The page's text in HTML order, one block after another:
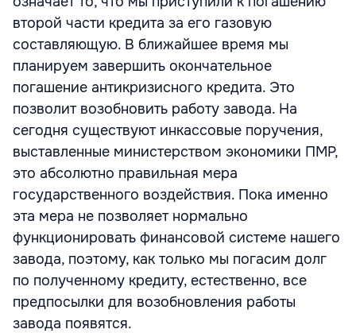
второй части кредита за его газовую
составляющую. В ближайшее время мы
планируем завершить окончательное
погашение антикризисного кредита. Это
позволит возобновить работу завода. На
сегодня существуют инкассовые поручения,
выставленные министерством экономики ПМР,
это абсолютно правильная мера
государственного воздействия. Пока именно
эта мера не позволяет нормально
функционировать финансовой системе нашего
завода, поэтому, как только мы погасим долг
по полученному кредиту, естественно, все
предпосылки для возобновления работы
завода появятся.